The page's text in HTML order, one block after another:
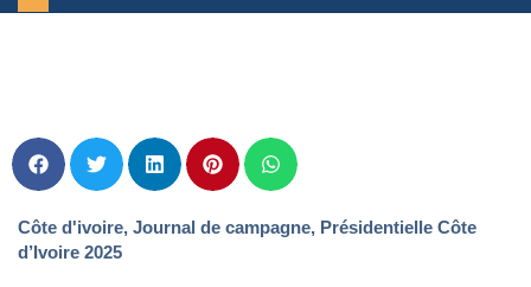
Côte d'ivoire, Journal de campagne, Présidentielle Côte
d’Ivoire 2025